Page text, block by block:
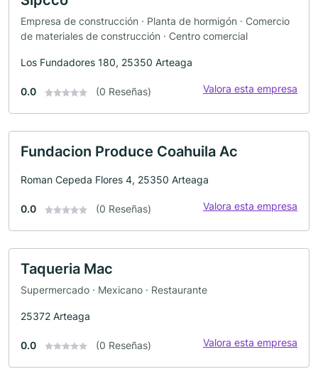
Empresa de construcción · Planta de hormigón · Comercio
de materiales de construcción · Centro comercial
Los Fundadores 180, 25350 Arteaga
0.0 (0 Reseñas) Valora esta empresa
Fundacion Produce Coahuila Ac
Roman Cepeda Flores 4, 25350 Arteaga
0.0 (0 Reseñas) Valora esta empresa
Taqueria Mac
Supermercado · Mexicano · Restaurante
25372 Arteaga
0.0 (0 Reseñas) Valora esta empresa